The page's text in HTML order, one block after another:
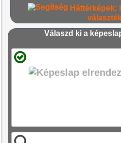
Háttérképek:
Válaszd ki a